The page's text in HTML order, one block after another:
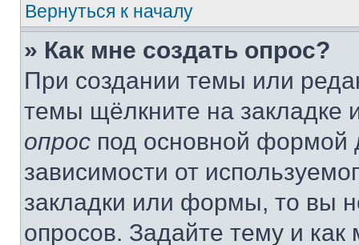
Вернуться к началу
» Как мне создать опрос?
При создании темы или
темы щёлкните на
опрос под основной формой
зависимости от
закладки или формы, то вы
опросов. Задайте тему и